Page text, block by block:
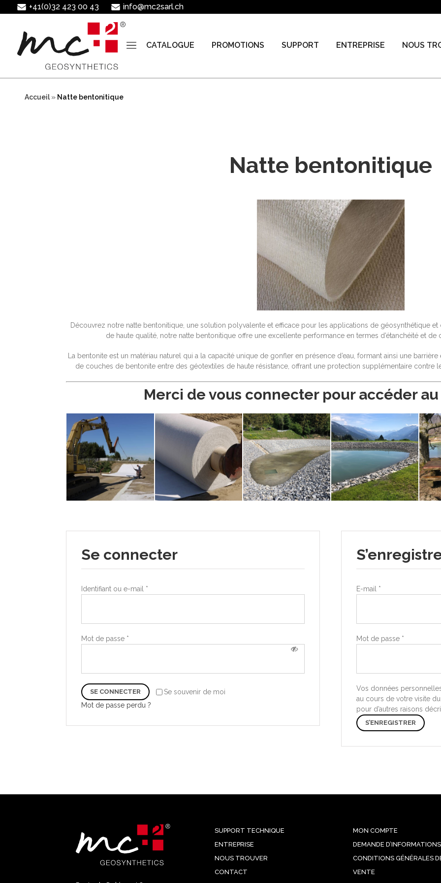
Skip
+41(0)32 423 00 43 info@mc2sarl.ch
CATALOGUE PROMOTIONS SUPPORT ENTREPRISE NOUS
Accueil » Natte bentonitique
Natte bentonitique
Découvrez notre natte bentonitique, une solution polyvalente et efficace pour les applications de géosynthétique
de haute qualité, notre natte bentonitique offre une excellente performance en termes d’étanchéité et
La bentonite est un matériau naturel qui a la capacité unique de gonfler en présence d’eau, formant ainsi une
de couches de bentonite entre des géotextiles de haute résistance, offrant une protection supplémentaire contre
Merci de vous connecter pour accéder
Se connecter
Identifiant ou e-mail *
Mot de passe *
Se souvenir de moi
SE CONNECTER
Mot de passe perdu ?
E-mail *
Mot de passe *
Vos données
au cours de votre visite
pour d’autres raisons
S’ENREGISTRER
SUPPORT TECHNIQUE
ENTREPRISE
NOUS TROUVER
CONTACT
MON COMPTE
DEMANDE D’INFORMATIONS
CONDITIONS GÉNÉRALES
VENTE